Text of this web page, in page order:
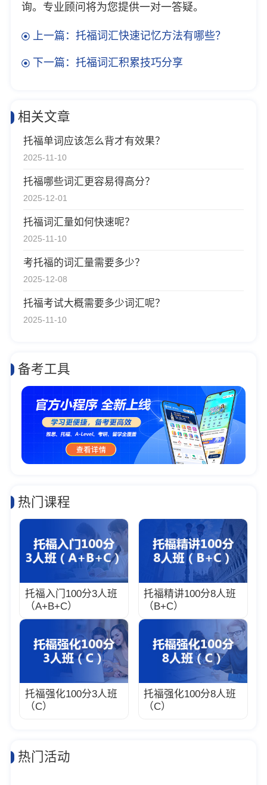
询。专业顾问将为您提供一对一答疑。
上一篇：托福词汇快速记忆方法有哪些？
下一篇：托福词汇积累技巧分享
相关文章
托福单词应该怎么背才有效果？
2025-11-10
托福哪些词汇更容易得高分？
2025-12-01
托福词汇量如何快速呢？
2025-11-10
考托福的词汇量需要多少？
2025-12-08
托福考试大概需要多少词汇呢？
2025-11-10
备考工具
热门课程
托福入门100分3人班
（A+B+C）
托福精讲100分8人班
（B+C）
托福强化100分3人班
（C）
托福强化100分8人班
（C）
热门活动